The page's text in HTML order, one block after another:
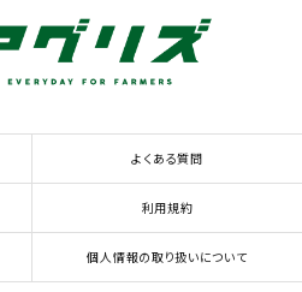
よくある質問
利用規約
個人情報の取り扱いについて